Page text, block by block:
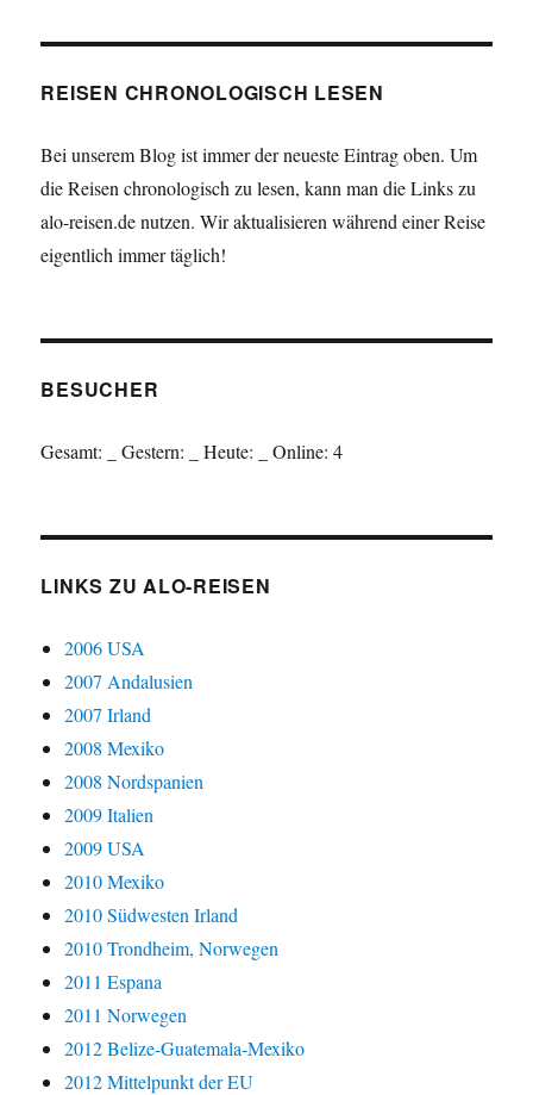
REISEN CHRONOLOGISCH LESEN
Bei unserem Blog ist immer der neueste Eintrag oben. Um
die Reisen chronologisch zu lesen, kann man die Links zu
alo-reisen.de nutzen. Wir aktualisieren während einer Reise
eigentlich immer täglich!
BESUCHER
Gesamt: Gestern: Heute: Online: 4
LINKS ZU ALO-REISEN
2006 USA
2007 Andalusien
2007 Irland
2008 Mexiko
2008 Nordspanien
2009 Italien
2009 USA
2010 Mexiko
2010 Südwesten Irland
2010 Trondheim, Norwegen
2011 Espana
2011 Norwegen
2012 Belize-Guatemala-Mexiko
2012 Mittelpunkt der EU